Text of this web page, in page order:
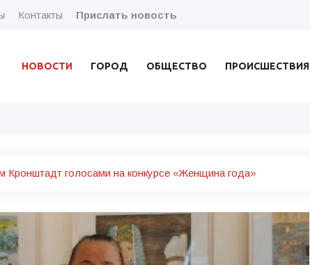
Контакты Прислать новость
НОВОСТИ ГОРОД ОБЩЕСТВО ПРОИСШЕСТВИЯ
Кронштадт голосами на конкурсе «Женщина года»